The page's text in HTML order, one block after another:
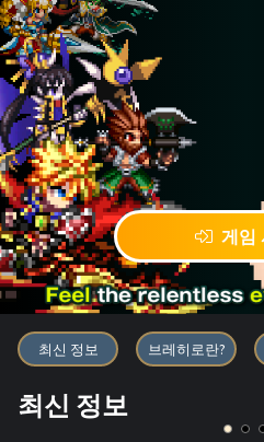
게임
블록체인 게임 「
최신 정보 브레히로란?
최신 정보